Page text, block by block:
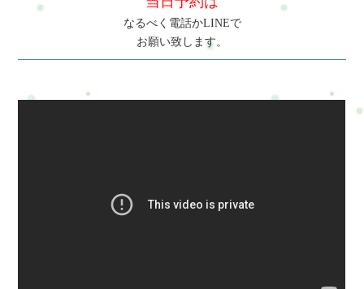
なるべく電話かLINEで
お願い致します。